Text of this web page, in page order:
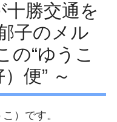
勝交通を
子のメル
の“ゆうこ
便” ～
）です。